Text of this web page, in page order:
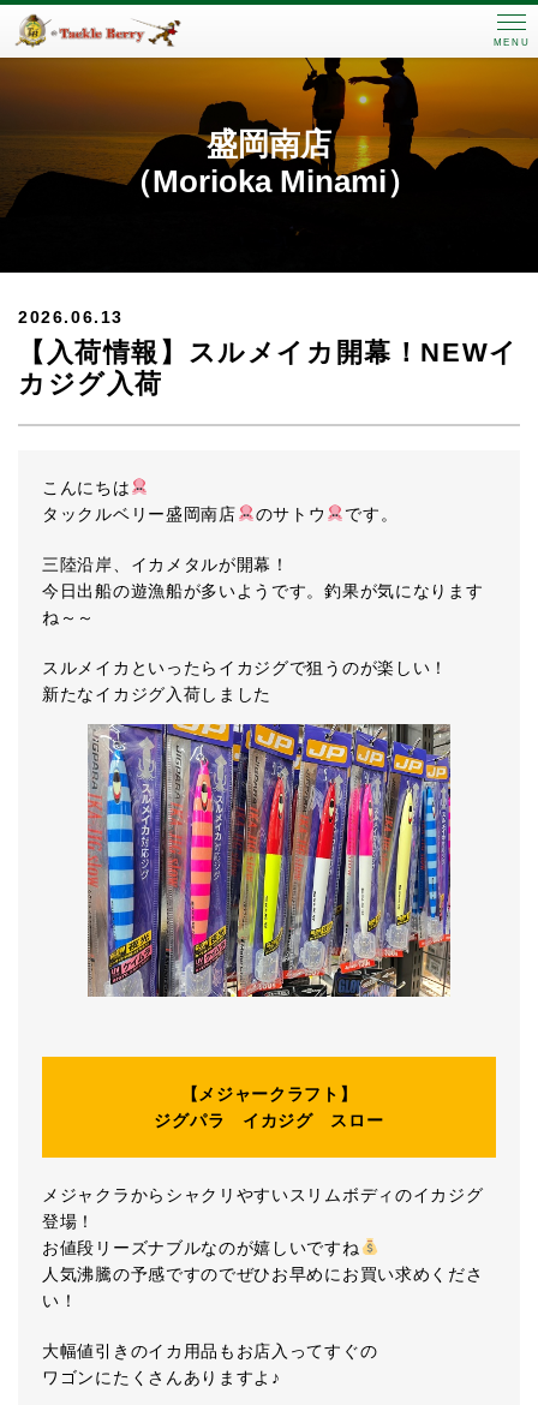
MENU
盛岡南店
（Morioka Minami）
2026.06.13
【入荷情報】スルメイカ開幕！NEWイ
カジグ入荷
こんにちは
タックルベリー盛岡南店
のサトウ です。
三陸沿岸、イカメタルが開幕！
今日出船の遊漁船が多いようです。釣果が気になります
ね～～
スルメイカといったらイカジグで狙うのが楽しい！
新たなイカジグ入荷しました
【メジャークラフト】
ジグパラ イカジグ スロー
メジャクラからシャクリやすいスリムボディのイカジグ
登場！
お値段リーズナブルなのが嬉しいですね
人気沸騰の予感ですのでぜひお早めにお買い求めくださ
い！
大幅値引きのイカ用品もお店入ってすぐの
ワゴンにたくさんありますよ♪